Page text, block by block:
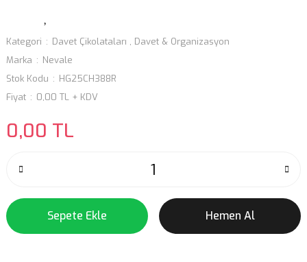
Kategori Davet Çikolataları , Davet & Organizasyon
Marka
Nevale
Stok Kodu
HG25CH388R
Fiyat
0,00 TL + KDV
0,00 TL
Sepete Ekle Hemen Al